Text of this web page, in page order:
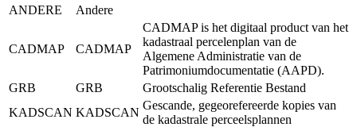
ANDERE
Andere
CADMAP CADMAP
CADMAP is het digitaal product van het
kadastraal percelenplan van de
Algemene Administratie van de
Patrimoniumdocumentatie (AAPD).
GRB
GRB
Grootschalig Referentie Bestand
KADSCAN KADSCAN
Gescande, gegeorefereerde kopies van
de kadastrale perceelsplannen